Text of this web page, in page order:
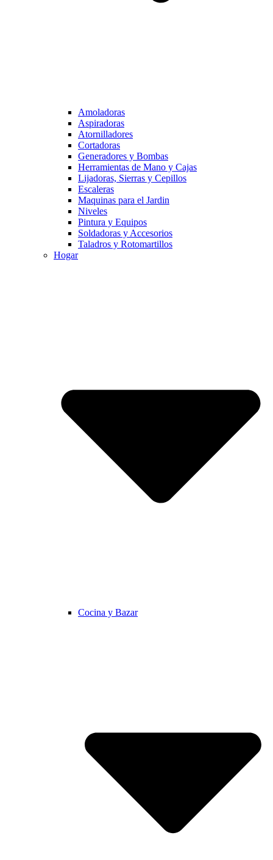
Amoladoras
Aspiradoras
Atornilladores
Cortadoras
Generadores y Bombas
Herramientas de Mano y Cajas
Lijadoras, Sierras y Cepillos
Escaleras
Maquinas para el Jardin
Niveles
Pintura y Equipos
Soldadoras y Accesorios
Taladros y Rotomartillos
Hogar
Cocina y Bazar